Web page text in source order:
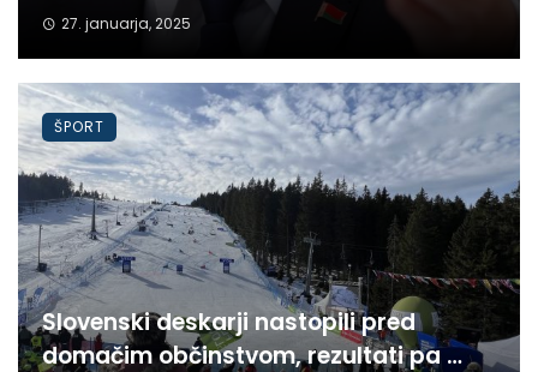
27. januarja, 2025
Slovenski deskarji nastopili pred
domačim občinstvom, rezultati pa …
ŠPORT